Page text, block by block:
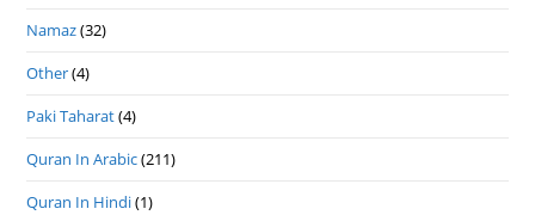
Namaz(32)
Other(4)
Paki Taharat(4)
Quran In Arabic(211)
Quran In Hindi(1)